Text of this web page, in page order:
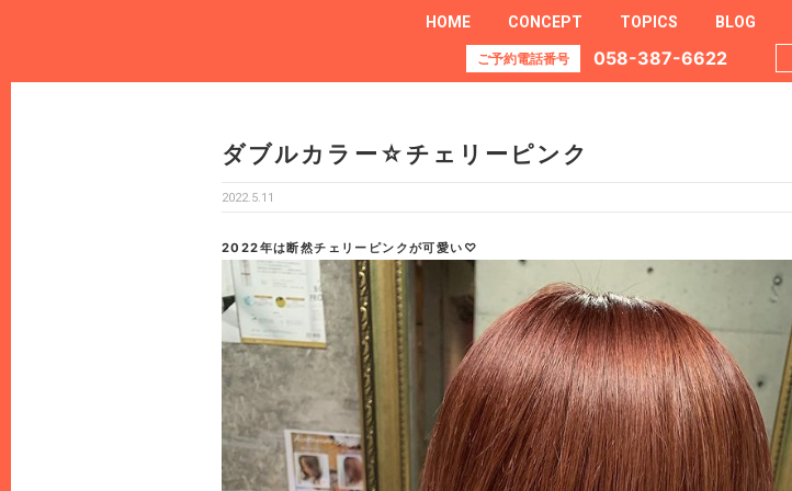
HOME CONCEPT TOPICS BLOG
ご予約電話番号 058-387-6622
ダブルカラー☆チェリーピンク
2022.5.11
2022年は断然チェリーピンクが可愛い♡